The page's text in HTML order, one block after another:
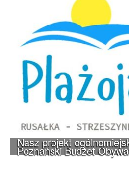
Nasz projekt
Poznański Budżet